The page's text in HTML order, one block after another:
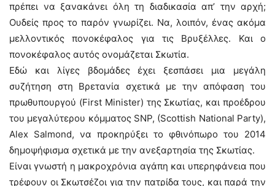
πρέπει να ξανακάνει όλη τη διαδικασία απ’ την αρχή;
Ουδείς προς το παρόν γνωρίζει. Να, λοιπόν, ένας ακόμα
μελλοντικός πονοκέφαλος για τις Βρυξέλλες. Και ο
πονοκέφαλος αυτός ονομάζεται Σκωτία.
Εδώ και λίγες βδομάδες έχει ξεσπάσει μια μεγάλη
συζήτηση στη Βρετανία σχετικά με την απόφαση του
πρωθυπουργού (First Minister) της Σκωτίας, και προέδρου
του μεγαλύτερου κόμματος SNP, (Scottish National Party),
Alex Salmond, να προκηρύξει το φθινόπωρο του 2014
δημοψήφισμα σχετικά με την ανεξαρτησία της Σκωτίας.
Είναι γνωστή η μακροχρόνια αγάπη και υπερηφάνεια που
τρέφουν οι Σκωτσέζοι για την πατρίδα τους, και παρά την